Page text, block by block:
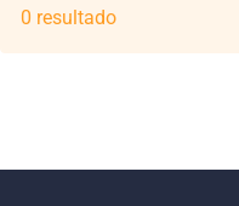
0 resultado